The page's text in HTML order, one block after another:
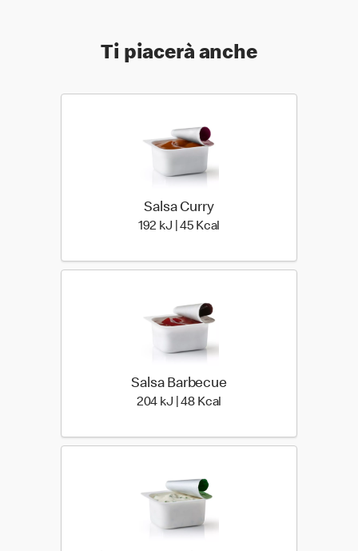
Ti piacerà anche
Salsa Curry
192 kJ | 45 Kcal
Salsa Barbecue
204 kJ | 48 Kcal